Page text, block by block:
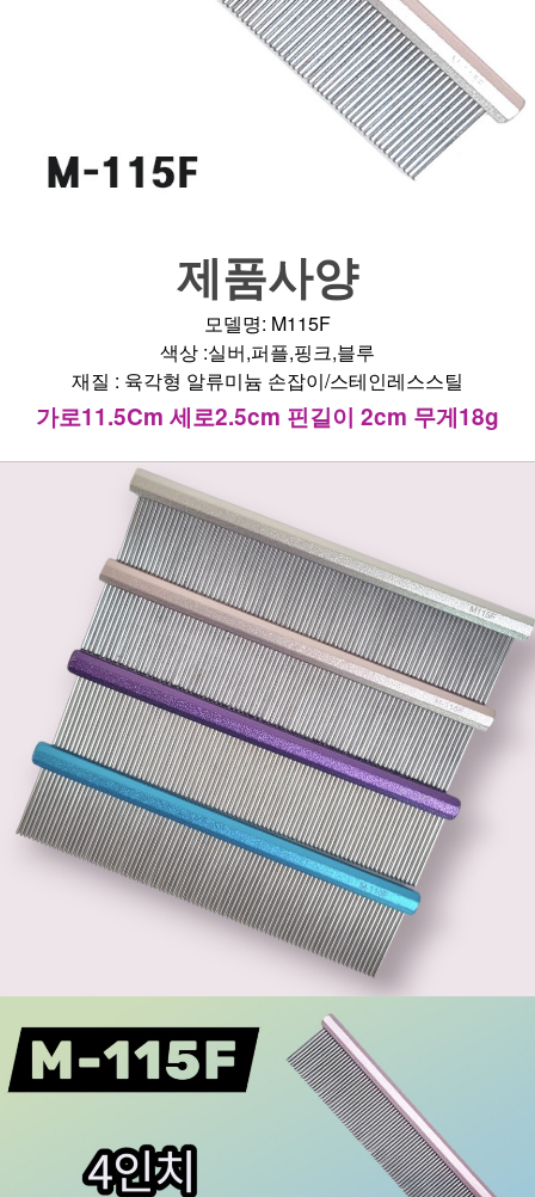
제품사양
모델명: M115F
색상 :실버,퍼플,핑크,블루
재질 : 육각형 알류미늄 손잡이/스테인레스스틸
가로11.5Cm 세로2.5cm 핀길이 2cm 무게18g